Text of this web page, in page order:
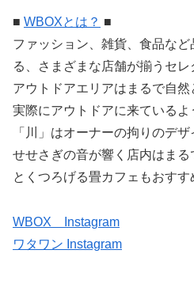
■ WBOXとは？ ■
ファッション、雑貨、食品な
る、さまざまな店舗が揃うセレ
アウトドアエリアはまるで自然
実際にアウトドアに来ている
「川」はオーナーの拘りのデザ
せせさぎの音が響く店内はまる
とくつろげる畳カフェもおすす
WBOX Instagram
ワタワン Instagram